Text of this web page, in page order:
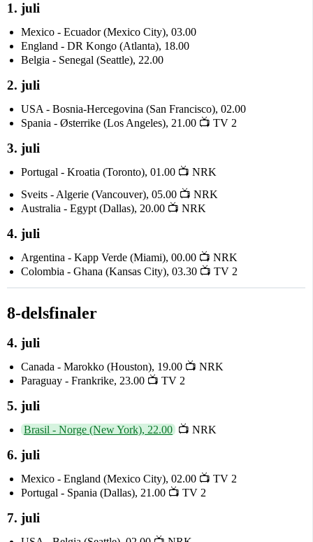
1. juli
Mexico - Ecuador (Mexico City), 03.00
England - DR Kongo (Atlanta), 18.00
Belgia - Senegal (Seattle), 22.00
2. juli
USA - Bosnia-Hercegovina (San Francisco), 02.00
Spania - Østerrike (Los Angeles), 21.00 📺 TV 2
3. juli
Portugal - Kroatia (Toronto), 01.00 📺 NRK
Sveits - Algerie (Vancouver), 05.00 📺 NRK
Australia - Egypt (Dallas), 20.00 📺 NRK
4. juli
Argentina - Kapp Verde (Miami), 00.00 📺 NRK
Colombia - Ghana (Kansas City), 03.30 📺 TV 2
8-delsfinaler
4. juli
Canada - Marokko (Houston), 19.00 📺 NRK
Paraguay - Frankrike, 23.00 📺 TV 2
5. juli
Brasil - Norge (New York), 22.00 📺 NRK
6. juli
Mexico - England (Mexico City), 02.00 📺 TV 2
Portugal - Spania (Dallas), 21.00 📺 TV 2
7. juli